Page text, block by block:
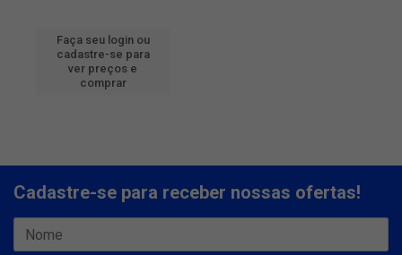
Faça seu login ou
cadastre-se para
ver preços e
comprar
Cadastre-se para receber nossas ofertas!